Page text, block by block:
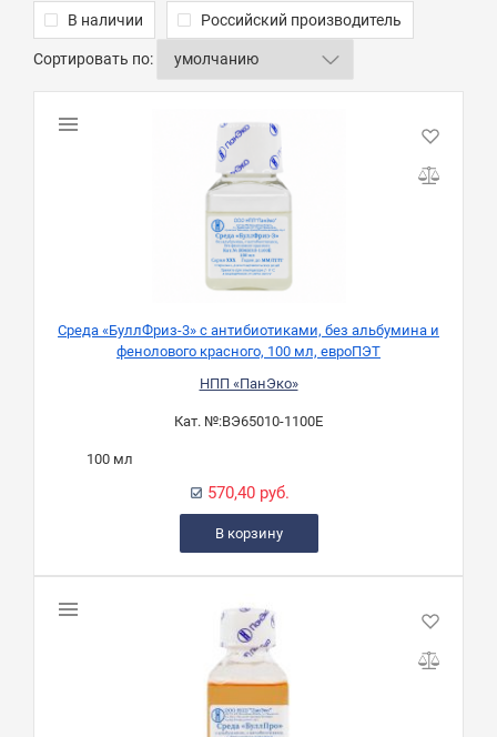
В наличии Российский производитель
Сортировать по:
Среда «БуллФриз-3» с антибиотиками, без альбумина и
фенолового красного, 100 мл, евроПЭТ
НПП «ПанЭко»
Кат. №:ВЭ65010-1100Е
100 мл
570,40 руб.
В корзину